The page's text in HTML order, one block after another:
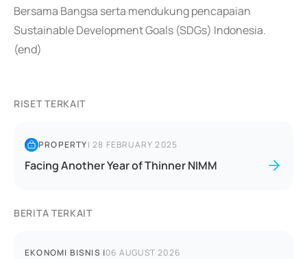
Bersama Bangsa serta mendukung pencapaian
Sustainable Development Goals (SDGs) Indonesia.
(end)
RISET TERKAIT
PROPERTY|28 FEBRUARY 2025
Facing Another Year of Thinner NIMM
BERITA TERKAIT
EKONOMI BISNIS |06 AUGUST 2026